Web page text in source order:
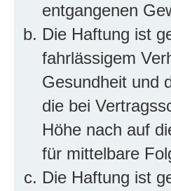
entgangenen
Die Haftung ist
fahrlässigem
Gesundheit und
die bei
Höhe nach auf
für mittelbare
Die Haftung ist